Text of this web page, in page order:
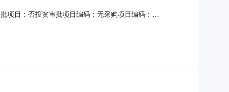
项目：否投资审批项目编码：无采购项目编码：
订合同时间：15（个工作日）合同备案时间：5（个工作